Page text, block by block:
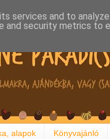
alapok Könyvajánló
services and to
and security metrics to